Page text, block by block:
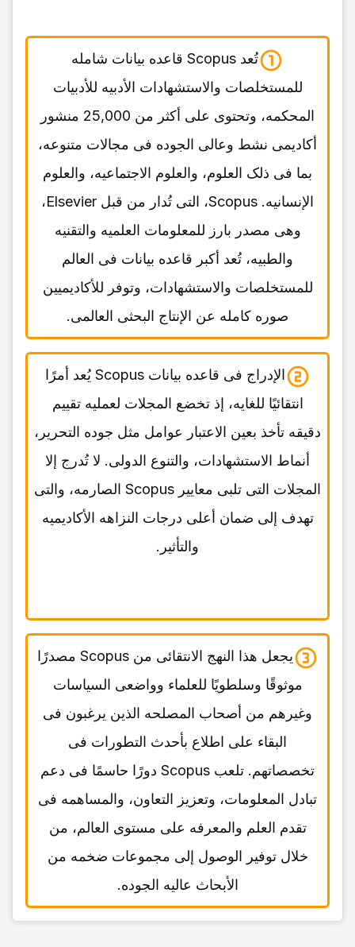
تُعد Scopus قاعده بیانات شامله
للمستخلصات والاستشهادات الأدبیه للأدبیات
المحکمه، وتحتوی على أکثر من 25,000 منشور
أکادیمی نشط وعالی الجوده فی مجالات متنوعه،
بما فی ذلک العلوم، والعلوم الاجتماعیه، والعلوم
الإنسانیه. Scopus، التی تُدار من قبل Elsevier،
وهی مصدر بارز للمعلومات العلمیه والتقنیه
والطبیه، تُعد أکبر قاعده بیانات فی العالم
للمستخلصات والاستشهادات، وتوفر للأکادیمیین
صوره کامله عن الإنتاج البحثی العالمی.
الإدراج فی قاعده بیانات Scopus یُعد أمرًا
انتقائیًا للغایه، إذ تخضع المجلات لعملیه تقییم
دقیقه تأخذ بعین الاعتبار عوامل مثل جوده التحریر،
أنماط الاستشهادات، والتنوع الدولی. لا تُدرج إلا
المجلات التی تلبی معاییر Scopus الصارمه، والتی
تهدف إلى ضمان أعلى درجات النزاهه الأکادیمیه
والتأثیر.
یجعل هذا النهج الانتقائی من Scopus مصدرًا
موثوقًا وسلطویًا للعلماء وواضعی السیاسات
وغیرهم من أصحاب المصلحه الذین یرغبون فی
البقاء على اطلاع بأحدث التطورات فی
تخصصاتهم. تلعب Scopus دورًا حاسمًا فی دعم
تبادل المعلومات، وتعزیز التعاون، والمساهمه فی
تقدم العلم والمعرفه على مستوى العالم، من
خلال توفیر الوصول إلى مجموعات ضخمه من
الأبحاث عالیه الجوده.